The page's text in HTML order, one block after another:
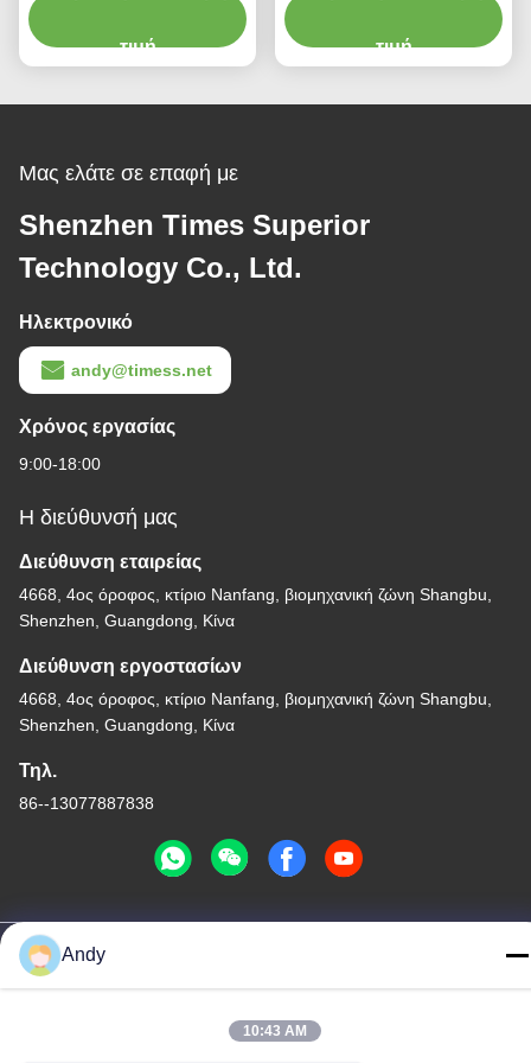
ακουστικά τηλέφωνα
τιμή
ασύρματη φορτιστή για
τιμή
Μας ελάτε σε επαφή με
Shenzhen Times Superior
Technology Co., Ltd.
Ηλεκτρονικό
andy@timess.net
Χρόνος εργασίας
9:00-18:00
Η διεύθυνσή μας
Διεύθυνση εταιρείας
4668, 4ος όροφος, κτίριο Nanfang, βιομηχανική ζώνη Shangbu,
Shenzhen, Guangdong, Κίνα
Διεύθυνση εργοστασίων
4668, 4ος όροφος, κτίριο Nanfang, βιομηχανική ζώνη Shangbu,
Shenzhen, Guangdong, Κίνα
Τηλ.
86--13077887838
Καλή ποιότητα της Κίνας Όλα σε ένα ασύρματο φορτιστή
Προμηθευτής. Πνευματικά δικαιώματα © -2026 Shenzhen Times
δικαιώματα.
Andy
10:43 AM